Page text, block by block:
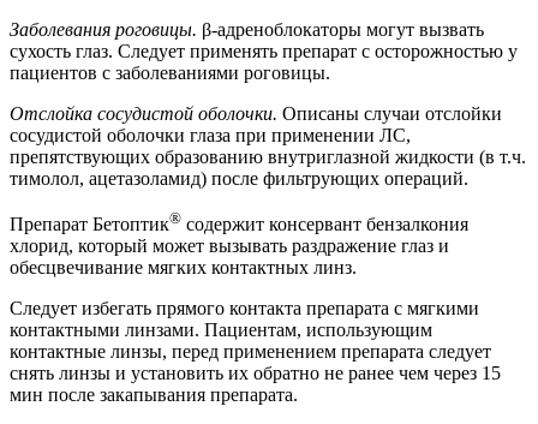
Заболевания роговицы. β-адреноблокаторы могут вызвать
сухость глаз. Следует применять препарат с осторожностью у
пациентов с заболеваниями роговицы.
Отслойка сосудистой оболочки. Описаны случаи отслойки
сосудистой оболочки глаза при применении ЛС,
препятствующих образованию внутриглазной жидкости (в т.ч.
тимолол, ацетазоламид) после фильтрующих операций.
Препарат Бетоптик® содержит консервант бензалкония
хлорид, который может вызывать раздражение глаз и
обесцвечивание мягких контактных линз.
Следует избегать прямого контакта препарата с мягкими
контактными линзами. Пациентам, использующим
контактные линзы, перед применением препарата следует
снять линзы и установить их обратно не ранее чем через 15
мин после закапывания препарата.